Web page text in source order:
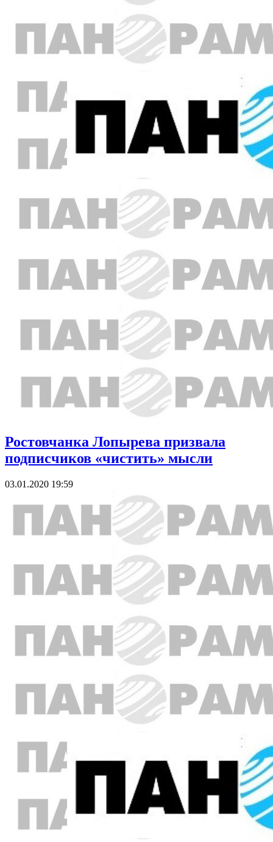
Ростовчанка Лопырева призвала
подписчиков «чистить» мысли
03.01.2020 19:59